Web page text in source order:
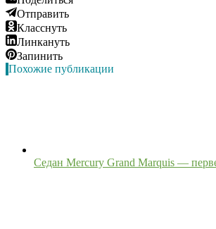
Отправить
Класснуть
Линкануть
Запинить
Похожие публикации
Седан Mercury Grand Marquis —